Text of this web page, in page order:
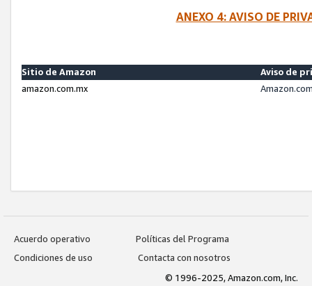
ANEXO 4: AVISO DE
Sitio de Amazon
Aviso de
amazon.com.mx
Acuerdo operativo
Políticas del Programa
Condiciones de uso
Contacta con nosotros
© 1996-2025, Amazon.com, Inc.